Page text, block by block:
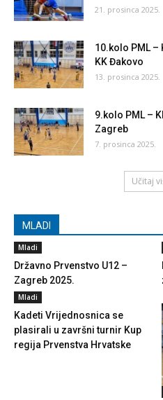
21. prosinca 2025.
10.kolo PML –
KK Đakovo
13. prosinca 2025.
9.kolo PML –
Zagreb
7. prosinca 2025.
Učitaj
MLADI
Mladi
Državno Prvenstvo U12 –
Zagreb 2025.
Mladi
Kadeti Vrijednosnica se
plasirali u završni turnir Kup
regija Prvenstva Hrvatske